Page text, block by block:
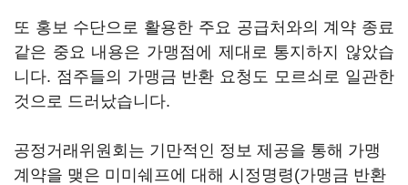
또 홍보 수단으로 활용한 주요 공급처와의 계약 종료
같은 중요 내용은 가맹점에 제대로 통지하지 않았습
니다. 점주들의 가맹금 반환 요청도 모르쇠로 일관한
것으로 드러났습니다.
공정거래위원회는 기만적인 정보 제공을 통해 가맹
계약을 맺은 미미쉐프에 대해 시정명령(가맹금 반환